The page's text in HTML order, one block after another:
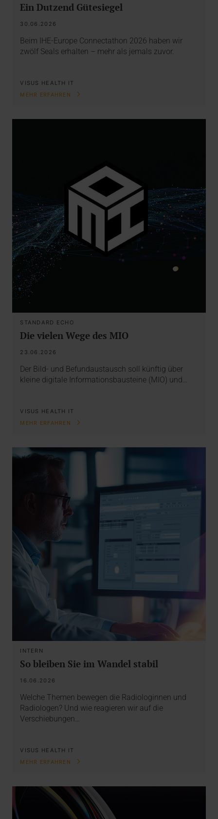
Ein Dutzend Gütesiegel
30.06.2026
Beim IHE-Europe Connectathon 2026 haben wir
zwölf Seals erhalten – mehr als jemals zuvor.
VISUS HEALTH IT
MEHR ERFAHREN
STANDARD ECHO
Die vielen Wege des MIO
23.06.2026
Der Bild- und Befundaustausch soll künftig über
kleine digitale Informationsbausteine (MIO) und…
VISUS HEALTH IT
MEHR ERFAHREN
INTERN
So bleiben Sie im Wandel stabil
16.06.2026
Welche Themen bewegen die Radiologinnen und
Radiologen? Und wie reagieren wir auf die
Verschiebungen…
VISUS HEALTH IT
MEHR ERFAHREN